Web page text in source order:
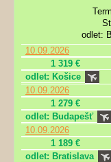
odlet:
10.09.2026
1 319 €
odlet: Košice
10.09.2026
1 279 €
odlet: Budapešť
10.09.2026
1 189 €
odlet: Bratislava